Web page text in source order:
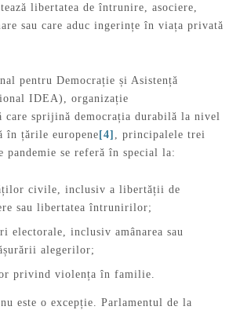
libertatea de întrunire, asociere,
sau care aduc ingerințe în viața privată
pentru Democrație și Asistență
IDEA), organizație
care sprijină democrația durabilă la nivel
în țările europene [4] , principalele trei
pandemie se referă în special la:
civile, inclusiv a libertății de
sau libertatea întrunirilor;
electorale, inclusiv amânarea sau
alegerilor;
privind violența în familie.
este o excepție. Parlamentul de la